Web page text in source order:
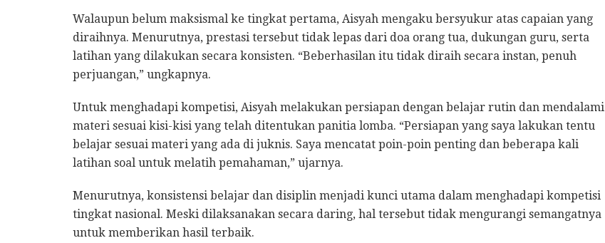
Walaupun belum maksismal ke tingkat pertama, Aisyah mengaku bersyukur atas capaian yang
diraihnya. Menurutnya, prestasi tersebut tidak lepas dari doa orang tua, dukungan guru, serta
latihan yang dilakukan secara konsisten. “Beberhasilan itu tidak diraih secara instan, penuh
perjuangan,” ungkapnya.
Untuk menghadapi kompetisi, Aisyah melakukan persiapan dengan belajar rutin dan mendalami
materi sesuai kisi-kisi yang telah ditentukan panitia lomba. “Persiapan yang saya lakukan tentu
belajar sesuai materi yang ada di juknis. Saya mencatat poin-poin penting dan beberapa kali
latihan soal untuk melatih pemahaman,” ujarnya.
Menurutnya, konsistensi belajar dan disiplin menjadi kunci utama dalam menghadapi kompetisi
tingkat nasional. Meski dilaksanakan secara daring, hal tersebut tidak mengurangi semangatnya
untuk memberikan hasil terbaik.